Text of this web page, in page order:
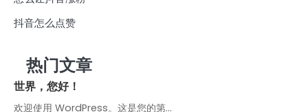
抖音怎么点赞
热门文章
世界，您好！
欢迎使用 WordPress。这是您的第…